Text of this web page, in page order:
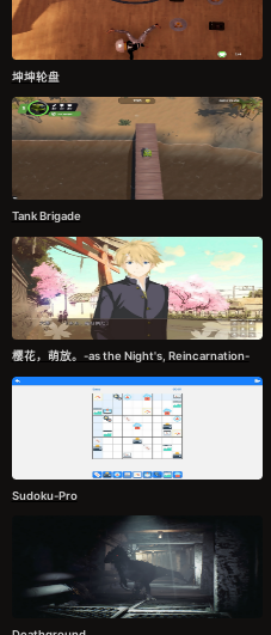
坤坤轮盘
Tank Brigade
樱花，萌放。-as the Night's, Reincarnation-
Sudoku-Pro